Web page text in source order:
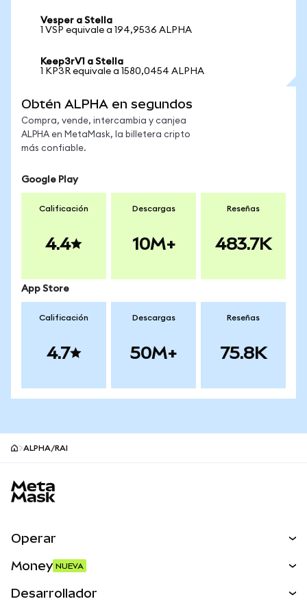
Vesper a Stella
1 VSP equivale a 194,9536 ALPHA
Keep3rV1 a Stella
1 KP3R equivale a 1580,0454 ALPHA
Obtén ALPHA en segundos
Compra, vende, intercambia y canjea
ALPHA en MetaMask, la billetera cripto
más confiable.
Google Play
Calificación
4.4
Descargas
10M+
Reseñas
483.7K
App Store
Calificación
4.7
Descargas
50M+
Reseñas
75.8K
ALPHA/RAI
Operar
Money NUEVA
Desarrollador